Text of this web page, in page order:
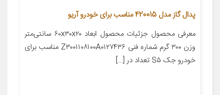
پدال گاز مدل 420015 مناسب برای خودرو آریو
معرفی محصول جزئیات محصول ابعاد ۶۰x۳۰x۲۰ سانتی‌متر
وزن ۳۰۰ گرم شماره فنی Z۳۰۰۱۱۰۸۱۰۰A۰۱۲۷۴۳۶ مناسب برای
خودرو جک S۵ تعداد در […]